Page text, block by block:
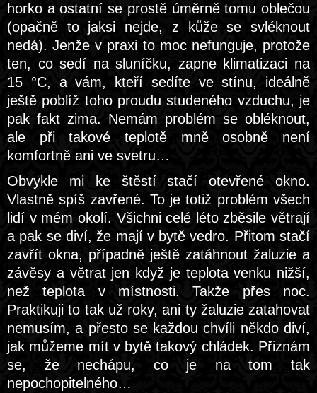
horko a ostatní se prostě úměrně tomu oblečou
(opačně to jaksi nejde, z kůže se svléknout
nedá). Jenže v praxi to moc nefunguje, protože
ten, co sedí na sluníčku, zapne klimatizaci na
15 °C, a vám, kteří sedíte ve stínu, ideálně
ještě poblíž toho proudu studeného vzduchu, je
pak fakt zima. Nemám problém se obléknout,
ale při takové teplotě mně osobně není
komfortně ani ve svetru…
Obvykle mi ke štěstí stačí otevřené okno.
Vlastně spíš zavřené. To je totiž problém všech
lidí v mém okolí. Všichni celé léto zběsile větrají
a pak se diví, že mají v bytě vedro. Přitom stačí
zavřít okna, případně ještě zatáhnout žaluzie a
závěsy a větrat jen když je teplota venku nižší,
než teplota v místnosti. Takže přes noc.
Praktikuji to tak už roky, ani ty žaluzie zatahovat
nemusím, a přesto se každou chvíli někdo diví,
jak můžeme mít v bytě takový chládek. Přiznám
se, že nechápu, co je na tom tak
nepochopitelného…